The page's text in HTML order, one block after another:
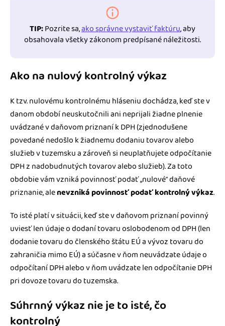
TIP:Pozrite sa,ako správne vystaviť faktúru, aby
obsahovala všetky zákonom predpísané náležitosti.
Ako na nulový kontrolný výkaz
K tzv. nulovému kontrolnému hláseniu dochádza, keď ste v
danom období neuskutočnili ani neprijali žiadne plnenie
uvádzané v daňovom priznaní k DPH (zjednodušene
povedané nedošlo k žiadnemu dodaniu tovarov alebo
služieb v tuzemsku a zároveň si neuplatňujete odpočítanie
DPH z nadobudnutých tovarov alebo služieb). Za toto
obdobie vám vzniká povinnosť podať „nulové“ daňové
priznanie, alenevzniká povinnosť podať kontrolný výkaz.
To isté platí v situácii, keď ste v daňovom priznaní povinný
uviesť len údaje o dodaní tovaru oslobodenom od DPH (len
dodanie tovaru do členského štátu EÚ a vývoz tovaru do
zahraničia mimo EÚ) a súčasne v ňom neuvádzate údaje o
odpočítaní DPH alebo v ňom uvádzate len odpočítanie DPH
pri dovoze tovaru do tuzemska.
Súhrnný výkaz nie je to isté, čo
kontrolný